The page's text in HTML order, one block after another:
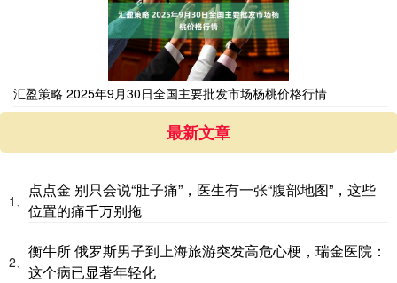
汇盈策略 2025年9月30日全国主要批发市场杨桃价格行情
最新文章
1、
点点金 别只会说“肚子痛”，医生有一张“腹部地图”，这些
位置的痛千万别拖
2、
衡牛所 俄罗斯男子到上海旅游突发高危心梗，瑞金医院：
这个病已显著年轻化